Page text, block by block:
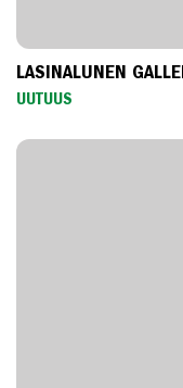
LASINALUNEN
UUTUUS